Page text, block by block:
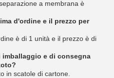
a membrana è
d'ordine e il prezzo per
è di 1 unità e il prezzo è di
e di consegna
in scatole di cartone.